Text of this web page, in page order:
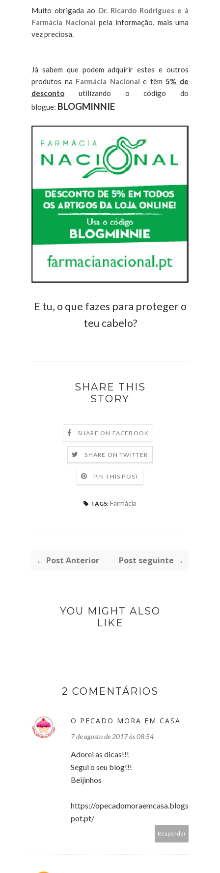
Muito obrigada ao Dr. Ricardo Rodrigues e à
Farmácia Nacional pela informação, mais uma
vez preciosa.
Já sabem que podem adquirir estes e outros
produtos na Farmácia Nacional e têm 5% de
desconto utilizando o código do
blogue: BLOGMINNIE
E tu, o que fazes para proteger o
teu cabelo?
SHARE THIS
STORY
SHARE ON FACEBOOK
SHARE ON TWITTER
PIN THIS POST
TAGS: Farmácia
← Post Anterior Post seguinte →
YOU MIGHT ALSO
LIKE
2 COMENTÁRIOS
O PECADO MORA EM CASA
7 de agosto de 2017 às 08:54
Adorei as dicas!!!
Segui o seu blog!!!
Beijinhos
https://opecadomoraemcasa.blogs
pot.pt/
Responder